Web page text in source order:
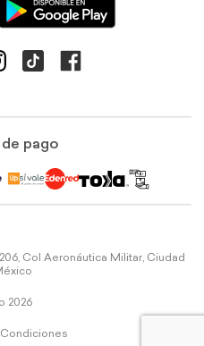
pago
Col Aeronáutica Militar, Ciudad
2026
Condiciones